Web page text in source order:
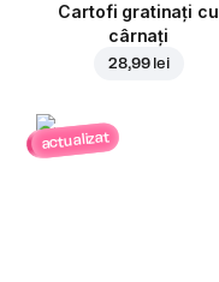
Cartofi gratinați cu
cârnați
28,99 lei
actualizat